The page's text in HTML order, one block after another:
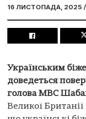
16 ЛИСТОПАДА, 2025 /
Українським
доведеться
голова МВС
Великої